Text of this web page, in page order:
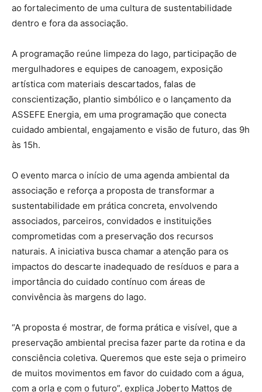
ao fortalecimento de uma cultura de sustentabilidade
dentro e fora da associação.
A programação reúne limpeza do lago, participação de
mergulhadores e equipes de canoagem, exposição
artística com materiais descartados, falas de
conscientização, plantio simbólico e o lançamento da
ASSEFE Energia, em uma programação que conecta
cuidado ambiental, engajamento e visão de futuro, das 9h
às 15h.
O evento marca o início de uma agenda ambiental da
associação e reforça a proposta de transformar a
sustentabilidade em prática concreta, envolvendo
associados, parceiros, convidados e instituições
comprometidas com a preservação dos recursos
naturais. A iniciativa busca chamar a atenção para os
impactos do descarte inadequado de resíduos e para a
importância do cuidado contínuo com áreas de
convivência às margens do lago.
“A proposta é mostrar, de forma prática e visível, que a
preservação ambiental precisa fazer parte da rotina e da
consciência coletiva. Queremos que este seja o primeiro
de muitos movimentos em favor do cuidado com a água,
com a orla e com o futuro”, explica Joberto Mattos de